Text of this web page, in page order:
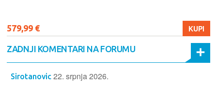
579,99 € KUPI
ZADNJI KOMENTARI NA FORUMU
Sirotanovic 22. srpnja 2026.